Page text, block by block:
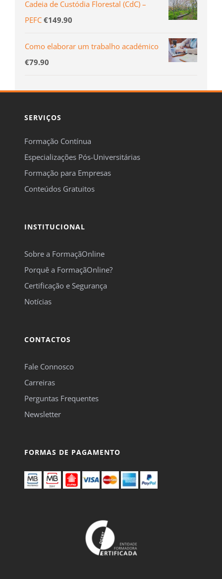
Cadeia de Custódia Florestal (CdC) –
PEFC €149.90
Como elaborar um trabalho académico
€79.90
SERVIÇOS
Formação Contínua
Especializações Pós-Universitárias
Formação para Empresas
Conteúdos Gratuitos
INSTITUCIONAL
Sobre a FormaçãOnline
Porquê a FormaçãOnline?
Certificação e Segurança
Notícias
CONTACTOS
Fale Connosco
Carreiras
Perguntas Frequentes
Newsletter
FORMAS DE PAGAMENTO